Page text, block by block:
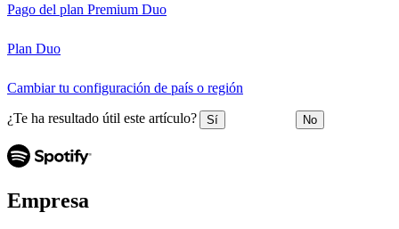
Pago del plan Premium Duo
Plan Duo
Cambiar tu configuración de país o región
¿Te ha resultado útil este artículo? Sí No
Empresa